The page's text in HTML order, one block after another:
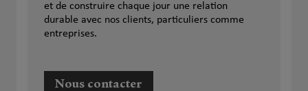
et de construire chaque jour une relation
durable avec nos clients, particuliers comme
entreprises.
Nous contacter